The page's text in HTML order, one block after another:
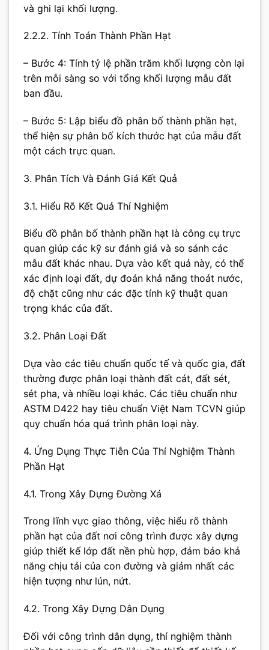
và ghi lại khối lượng.
2.2.2. Tính Toán Thành Phần Hạt
– Bước 4: Tính tỷ lệ phần trăm khối lượng còn lại
trên mỗi sàng so với tổng khối lượng mẫu đất
ban đầu.
– Bước 5: Lập biểu đồ phân bố thành phần hạt,
thể hiện sự phân bố kích thước hạt của mẫu đất
một cách trực quan.
3. Phân Tích Và Đánh Giá Kết Quả
3.1. Hiểu Rõ Kết Quả Thí Nghiệm
Biểu đồ phân bố thành phần hạt là công cụ trực
quan giúp các kỹ sư đánh giá và so sánh các
mẫu đất khác nhau. Dựa vào kết quả này, có thể
xác định loại đất, dự đoán khả năng thoát nước,
độ chặt cũng như các đặc tính kỹ thuật quan
trọng khác của đất.
3.2. Phân Loại Đất
Dựa vào các tiêu chuẩn quốc tế và quốc gia, đất
thường được phân loại thành đất cát, đất sét,
sét pha, và nhiều loại khác. Các tiêu chuẩn như
ASTM D422 hay tiêu chuẩn Việt Nam TCVN giúp
quy chuẩn hóa quá trình phân loại này.
4. Ứng Dụng Thực Tiễn Của Thí Nghiệm Thành
Phần Hạt
4.1. Trong Xây Dựng Đường Xá
Trong lĩnh vực giao thông, việc hiểu rõ thành
phần hạt của đất nơi công trình được xây dựng
giúp thiết kế lớp đất nền phù hợp, đảm bảo khả
năng chịu tải của con đường và giảm nhất các
hiện tượng như lún, nứt.
4.2. Trong Xây Dựng Dân Dụng
Đối với công trình dân dụng, thí nghiệm thành